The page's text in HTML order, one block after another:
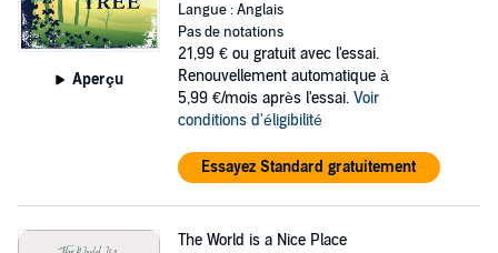
Aperçu
Langue : Anglais
Pas de notations
21,99 € ou gratuit avec l'essai.
Renouvellement automatique à
5,99 €/mois après l'essai. Voir
conditions d'éligibilité
Essayez Standard gratuitement
The World is a Nice Place